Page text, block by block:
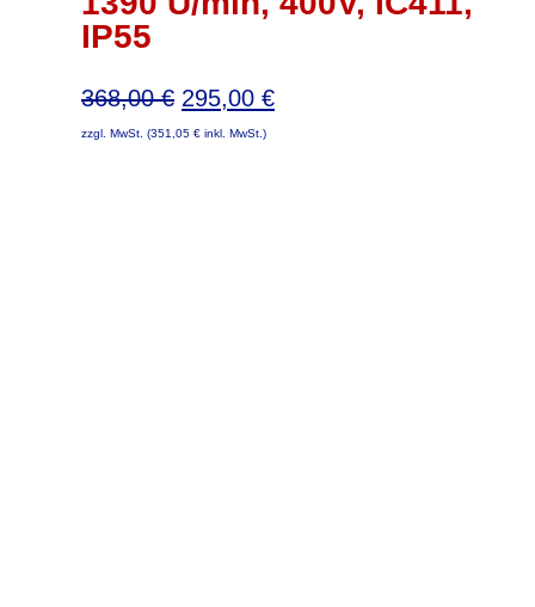
IP55
368,00€ Ursprünglicher
Preis
295,00 €Aktueller
zzgl. MwSt. (351,05 € inkl. MwSt.)